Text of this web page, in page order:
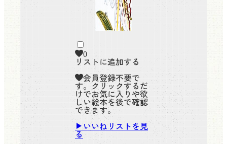
0
リストに追加する
会員登録不要で
す。クリックするだ
けでお気に入りや欲
しい絵本を後で確認
できます。
いいねリストを見
る